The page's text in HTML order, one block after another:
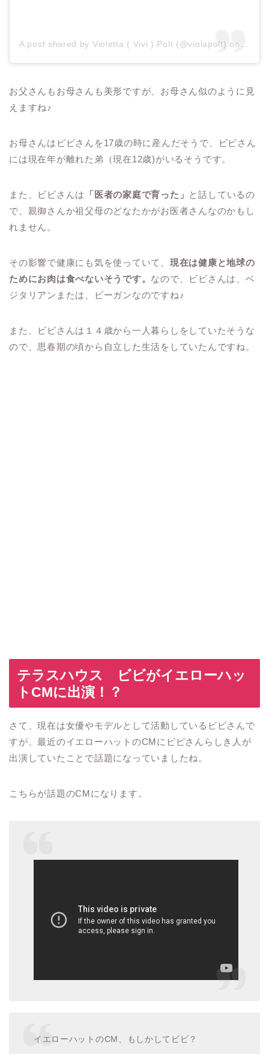
A post shared by Violetta ( Vivi ) Polt (@violapolt) on Jul
お父さんもお母さんも美形ですが、お母さん似のように見
えますね♪
お母さんはビビさんを17歳の時に産んだそうで、ビビさん
には現在年が離れた弟（現在12歳)がいるそうです。
また、ビビさんは 「医者の家庭で育った」 と話しているの
で、親御さんか祖父母のどなたかがお医者さんなのかもし
れません。
その影響で健康にも気を使っていて、 現在は健康と地球の
ためにお肉は食べないそうです。 なので、ビビさんは、ベ
ジタリアンまたは、ビーガンなのですね♪
また、ビビさんは１４歳から一人暮らしをしていたそうな
ので、思春期の頃から自立した生活をしていたんですね。
テラスハウス ビビがイエローハッ
ト CMに出演！？
さて、現在は女優やモデルとして活動しているビビさんで
すが、最近のイエローハットのCMにビビさんらしき人が
出演していたことで話題になっていましたね。
こちらが話題のCMになります。
イエローハットのCM、もしかしてビビ？